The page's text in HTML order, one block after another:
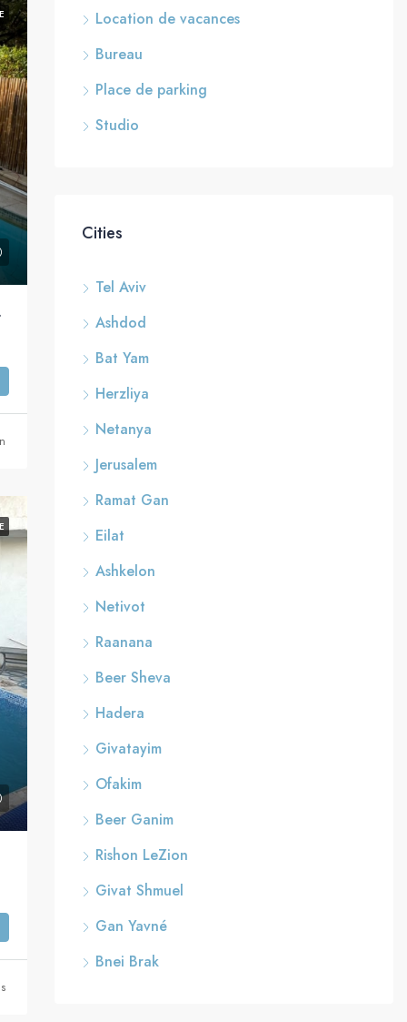
Eilat
Location de vacances
Bureau
Place de parking
Studio
Cities
Tel Aviv
Ashdod
Bat Yam
Herzliya
Netanya
Jerusalem
Ramat Gan
Eilat
Ashkelon
Netivot
Raanana
Beer Sheva
Hadera
Givatayim
Ofakim
Beer Ganim
Rishon LeZion
Givat Shmuel
Gan Yavné
Bnei Brak